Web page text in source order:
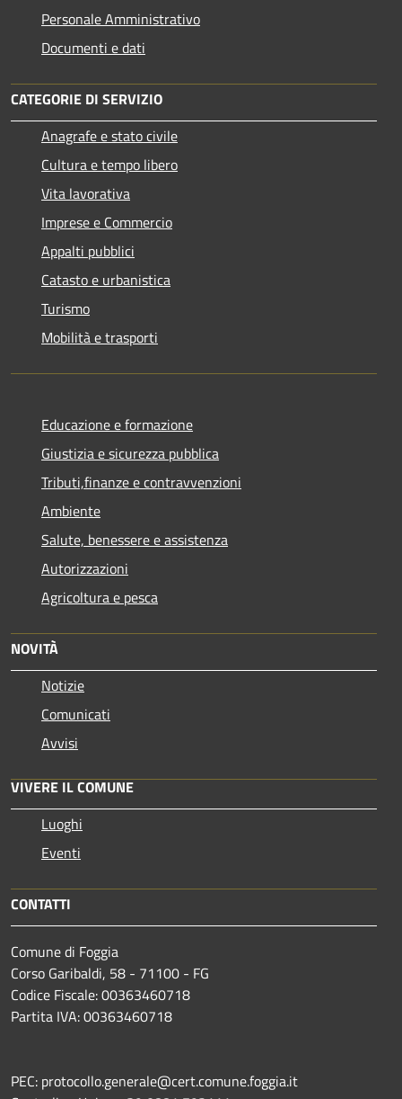
Personale Amministrativo
Documenti e dati
CATEGORIE DI SERVIZIO
Anagrafe e stato civile
Cultura e tempo libero
Vita lavorativa
Imprese e Commercio
Appalti pubblici
Catasto e urbanistica
Turismo
Mobilità e trasporti
Educazione e formazione
Giustizia e sicurezza pubblica
Tributi,finanze e contravvenzioni
Ambiente
Salute, benessere e assistenza
Autorizzazioni
Agricoltura e pesca
NOVITÀ
Notizie
Comunicati
Avvisi
VIVERE IL COMUNE
Luoghi
Eventi
CONTATTI
Comune di Foggia
Corso Garibaldi, 58 - 71100 - FG
Codice Fiscale: 00363460718
Partita IVA: 00363460718
PEC: protocollo.generale@cert.comune.foggia.it